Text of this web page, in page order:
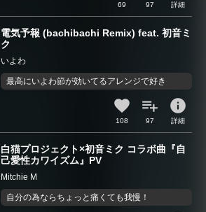
69 97 詳細
電気予報 (bachibachi Remix) feat. 初音ミ
ク
いよわ
最高にいよわ節が効いてるアレンジで好き
108 97
info
詳細
白猫プロジェクト×初音ミク コラボ曲『自
己愛性カワイズム』PV
Mitchie M
自分の為ならちょっと痛くても我慢！